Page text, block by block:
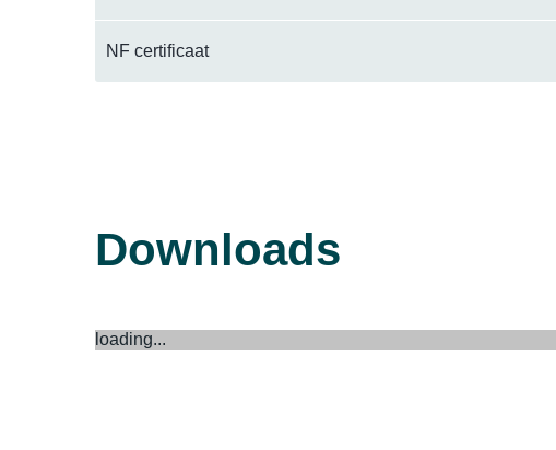
NF certificaat
Downloads
loading...